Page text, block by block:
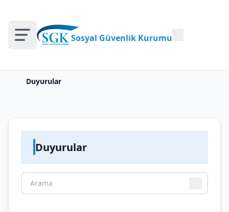
Sosyal Güvenlik Kurumu
Duyurular
Duyurular